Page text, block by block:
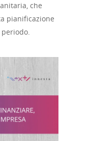
che
pianificazione